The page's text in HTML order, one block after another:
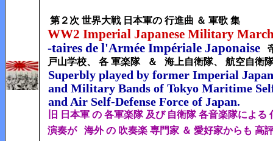
第２次 世界大戦 日本軍の 行進曲 ＆ 軍歌 集
WW2 Imperial Japanese Military
-taires de l'Armée Impériale Japonaise
戸山学校、 各 軍楽隊
＆ 海上自衛隊、 航空自衛
Superbly played by former Imperial
and Military Bands of Tokyo Maritime
and Air Self-Defense Force of Japan.
旧 日本軍 の 各軍楽隊 及び 自衛隊 各音楽隊による
演奏が
海外 の 吹奏楽 専門家 ＆ 愛好家からも 高